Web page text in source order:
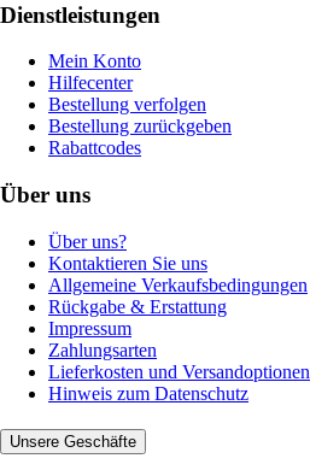
Dienstleistungen
Mein Konto
Hilfecenter
Bestellung verfolgen
Bestellung zurückgeben
Rabattcodes
Über uns
Über uns?
Kontaktieren Sie uns
Allgemeine Verkaufsbedingungen
Rückgabe & Erstattung
Impressum
Zahlungsarten
Lieferkosten und Versandoptionen
Hinweis zum Datenschutz
Unsere Geschäfte